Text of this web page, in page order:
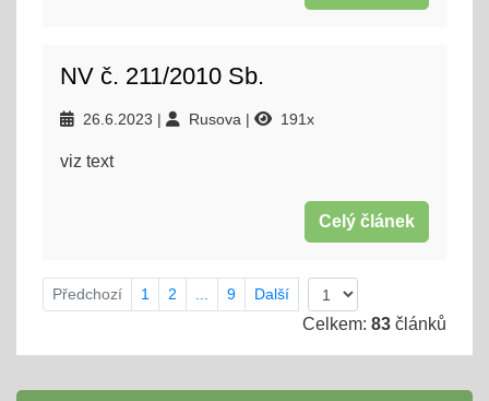
NV č. 211/2010 Sb.
26.6.2023 Rusova 191x
viz text
Celý článek
Předchozí 1 2 ... 9 Další
Celkem: 83 článků